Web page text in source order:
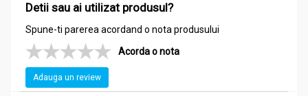
antidiabetice. Durata curei 1-2 săptămâni (determină
Nu se va administra persoanelor care au alergie la oricare
dintre ingrediente.
Produsul poate prezenta neuniformități ca aspect, datorate
înglobării în pulvis a uleiurilor esențiale și a rășinii de tămâie.
Detii sau ai utilizat produsul?
Spune-ti parerea acordand o nota produsului
Acorda o nota
Adauga un review